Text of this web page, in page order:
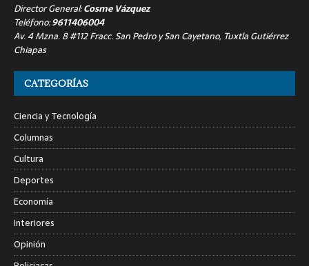
Director General:Cosme Vázquez
Teléfono:9611406004
Av. 4 Mzna. 8 #112 Fracc. San Pedro y San Cayetano, Tuxtla Gutiérrez
Chiapas
CATEGORÍAS
Ciencia y Tecnología
Columnas
Cultura
Deportes
Economía
Interiores
Opinión